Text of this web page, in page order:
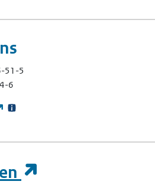
51-5
Gemeenschap-nummer)
6
voor chemische stoffen)
(opent in een nieuw tabblad)